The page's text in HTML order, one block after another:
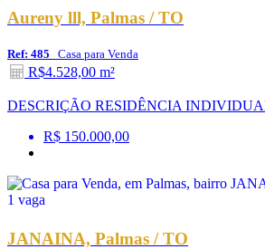
Aureny lll, Palmas / TO
Ref: 485 Casa para Venda
R$4.528,00 m²
DESCRIÇÃO RESIDÊNCIA INDIVIDUAL
R$ 150.000,00
JANAINA, Palmas / TO